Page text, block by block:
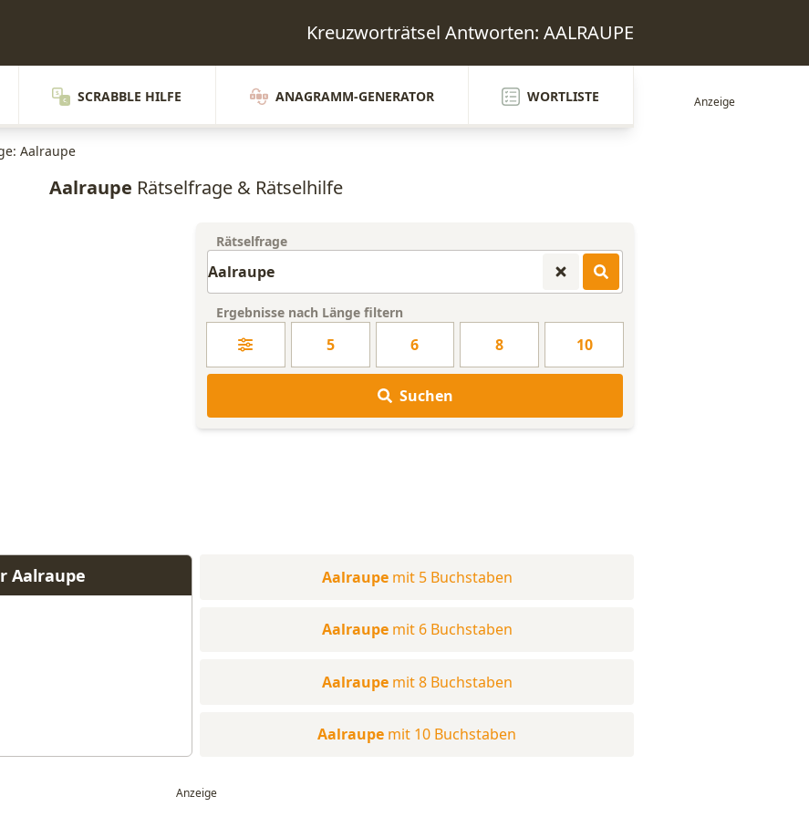
Kreuzworträtsel Antworten: AALRAUPE
SCRABBLE HILFE ANAGRAMM-GENERATOR WORTLISTE
Aalraupe
Aalraupe Rätselfrage & Rätselhilfe
Rätselfrage
Ergebnisse nach Länge filtern
5 6 8 10
Suchen
Aalraupe Aalraupe mit 5 Buchstaben
Aalraupe mit 6 Buchstaben
Aalraupe mit 8 Buchstaben
Aalraupe mit 10 Buchstaben